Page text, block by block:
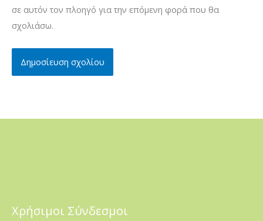
σε αυτόν τον πλοηγό για την επόμενη φορά που θα
σχολιάσω.
Χρήσιμοι Σύνδεσμοι